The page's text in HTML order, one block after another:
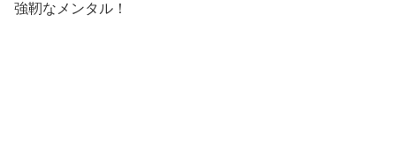
強靭なメンタル！